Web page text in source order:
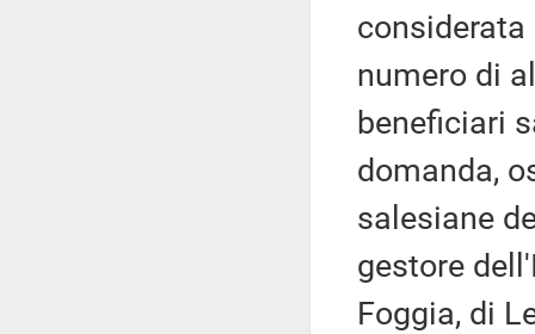
numero di
beneficiari
domanda,
salesiane
gestore
Foggia, di